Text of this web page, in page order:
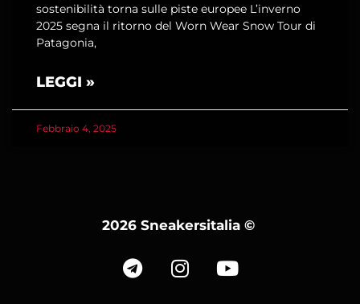
sostenibilità torna sulle piste europee L’inverno
2025 segna il ritorno del Worn Wear Snow Tour di
Patagonia,
LEGGI »
Febbraio 4, 2025
2026 Sneakersitalia ©